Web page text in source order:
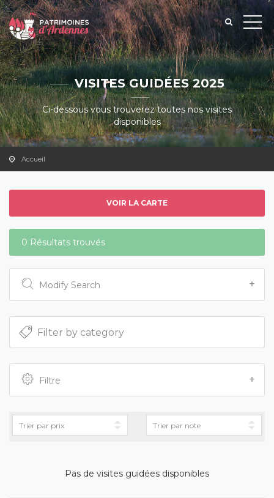
VISITES GUIDÉES 2025
Ci-dessous vous trouverez toutes nos visites
disponibles
Accueil
VOIR LA CARTE
0 Résultats trouvés
Modify Search
Filtre
Pas de visites guidées disponibles